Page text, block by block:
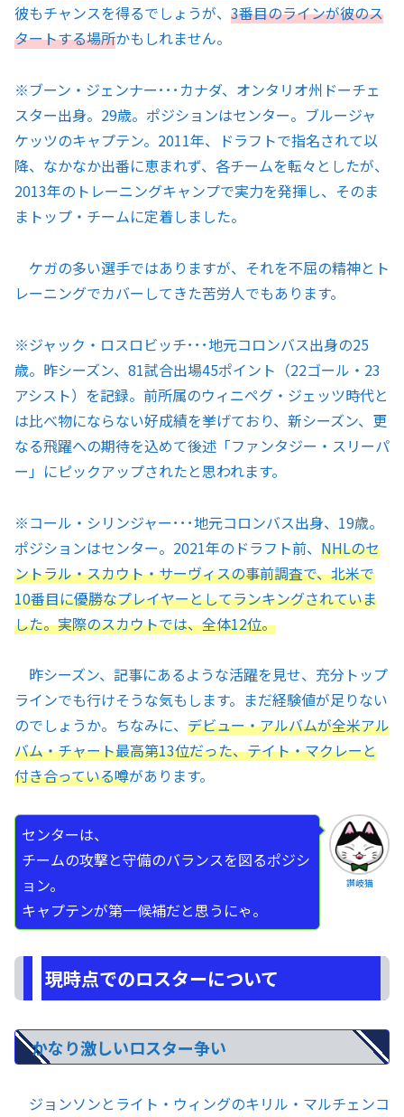
彼もチャンスを得るでしょうが、 3番目のラインが彼のス
タートする場所かもしれません。
※ブーン・ジェンナー･･･カナダ、オンタリオ州ドーチェ
スター出身。29歳。ポジションはセンター。ブルージャ
ケッツのキャプテン。2011年、ドラフトで指名されて以
降、なかなか出番に恵まれず、各チームを転々としたが、
2013年のトレーニングキャンプで実力を発揮し、そのま
まトップ・チームに定着しました。
ケガの多い選手ではありますが、それを不屈の精神とト
レーニングでカバーしてきた苦労人でもあります。
※ジャック・ロスロビッチ･･･地元コロンバス出身の25
歳。昨シーズン、81試合出場45ポイント（22ゴール・23
アシスト）を記録。前所属のウィニペグ・ジェッツ時代と
は比べ物にならない好成績を挙げており、新シーズン、更
なる飛躍への期待を込めて後述「ファンタジー・スリーパ
ー」にピックアップされたと思われます。
※コール・シリンジャー･･･地元コロンバス出身、19歳。
ポジションはセンター。2021年のドラフト前、 NHLのセ
ントラル・スカウト・サーヴィスの事前調査で、北米で
10番目に優勝なプレイヤーとしてランキングされていま
した。実際のスカウトでは、全体12位。
昨シーズン、記事にあるような活躍を見せ、充分トップ
ラインでも行けそうな気もします。まだ経験値が足りない
のでしょうか。ちなみに、 デビュー・アルバムが全米アル
バム・チャート最高第13位だった、テイト・マクレーと
付き合っている噂があります。
讃岐猫
センターは、
チームの攻撃と守備のバランスを図るポジシ
ョン。
キャプテンが第一候補だと思うにゃ。
現時点でのロスターについて
かなり激しいロスター争い
ジョンソンとライト・ウィングのキリル・マルチェンコ